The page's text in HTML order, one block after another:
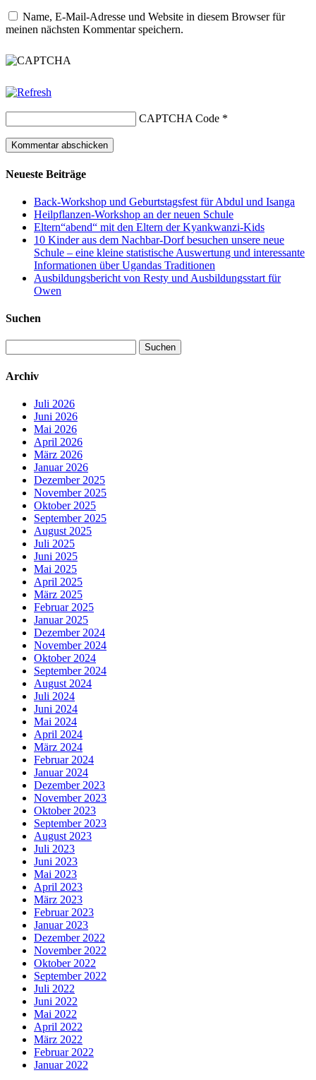
Name, E-Mail-Adresse und Website in diesem Browser für
meinen nächsten Kommentar speichern.
CAPTCHA Code *
Neueste Beiträge
Back-Workshop und Geburtstagsfest für Abdul und Isanga
Heilpflanzen-Workshop an der neuen Schule
Eltern“abend“ mit den Eltern der Kyankwanzi-Kids
10 Kinder aus dem Nachbar-Dorf besuchen unsere neue
Schule – eine kleine statistische Auswertung und interessante
Informationen über Ugandas Traditionen
Ausbildungsbericht von Resty und Ausbildungsstart für
Owen
Suchen
nach:
Archiv
Juli 2026
Juni 2026
Mai 2026
April 2026
März 2026
Januar 2026
Dezember 2025
November 2025
Oktober 2025
September 2025
August 2025
Juli 2025
Juni 2025
Mai 2025
April 2025
März 2025
Februar 2025
Januar 2025
Dezember 2024
November 2024
Oktober 2024
September 2024
August 2024
Juli 2024
Juni 2024
Mai 2024
April 2024
März 2024
Februar 2024
Januar 2024
Dezember 2023
November 2023
Oktober 2023
September 2023
August 2023
Juli 2023
Juni 2023
Mai 2023
April 2023
März 2023
Februar 2023
Januar 2023
Dezember 2022
November 2022
Oktober 2022
September 2022
Juli 2022
Juni 2022
Mai 2022
April 2022
März 2022
Februar 2022
Januar 2022